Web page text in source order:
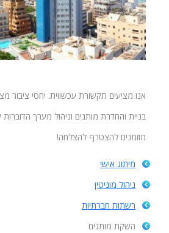
אנו מציעים תקשורת עכשווית. יחסי ציבור
בניית והחדרת מותגים וניהול מערך
מוזמנים להצטרף להצלחה!
מיתוג אישי
ניהול מוניטין
רשתות חברתיות
השקת מותגים